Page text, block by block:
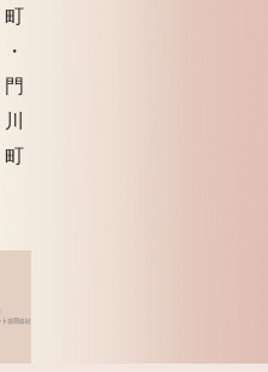
町
・
門
川
町